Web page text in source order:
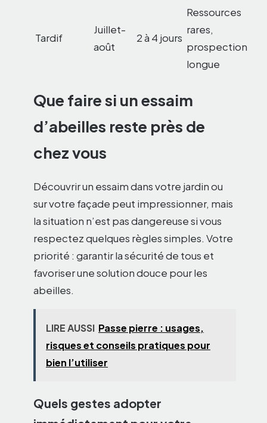
Tardif
Juillet-
août
2 à 4 jours
Ressources
rares,
prospection
longue
Que faire si un essaim
d’abeilles reste près de
chez vous
Découvrir un essaim dans votre jardin ou
sur votre façade peut impressionner, mais
la situation n’est pas dangereuse si vous
respectez quelques règles simples. Votre
priorité : garantir la sécurité de tous et
favoriser une solution douce pour les
abeilles.
LIRE AUSSI Passe pierre : usages,
risques et conseils pratiques pour
bien l’utiliser
Quels gestes adopter